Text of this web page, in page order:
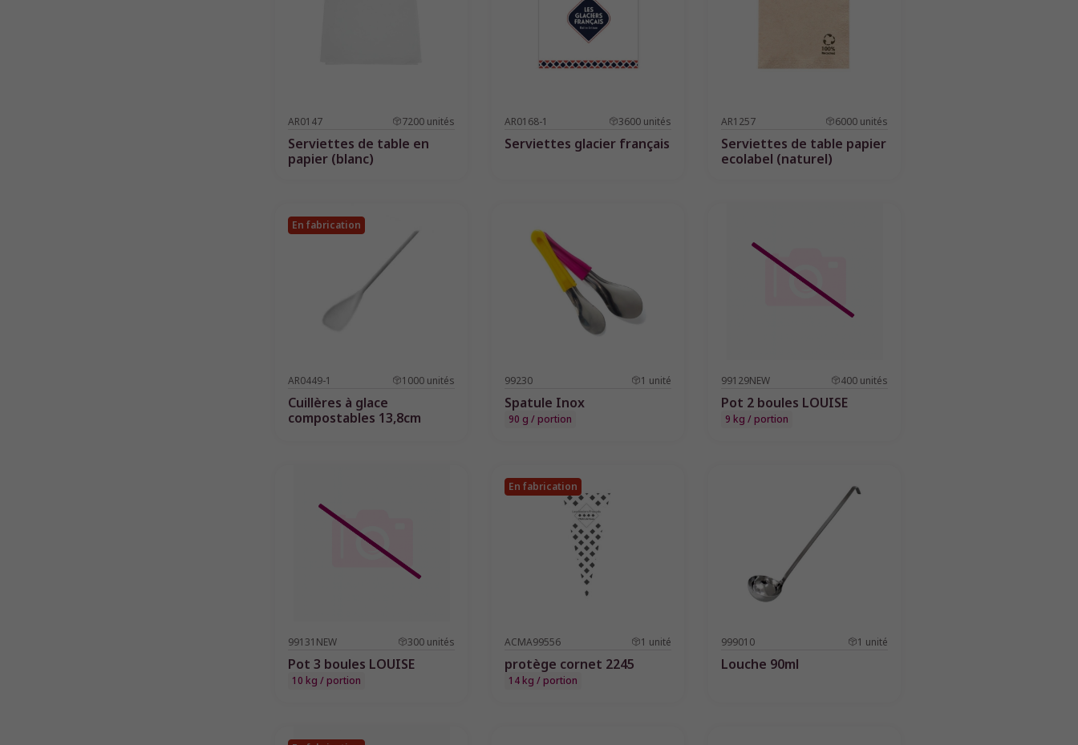
AR0147 7200 unités
Serviettes de table en
papier (blanc)
AR0168-1 3600 unités
Serviettes glacier français
AR1257 6000 unités
Serviettes de table papier
ecolabel (naturel)
En fabrication
AR0449-1 1000 unités
Cuillères à glace
compostables 13,8cm
99230 1 unité
Spatule Inox
90 g / portion
99129NEW 400 unités
Pot 2 boules LOUISE
9 kg / portion
99131NEW 300 unités
Pot 3 boules LOUISE
10 kg / portion
En fabrication
ACMA99556 1 unité
protège cornet 2245
14 kg / portion
999010 1 unité
Louche 90ml